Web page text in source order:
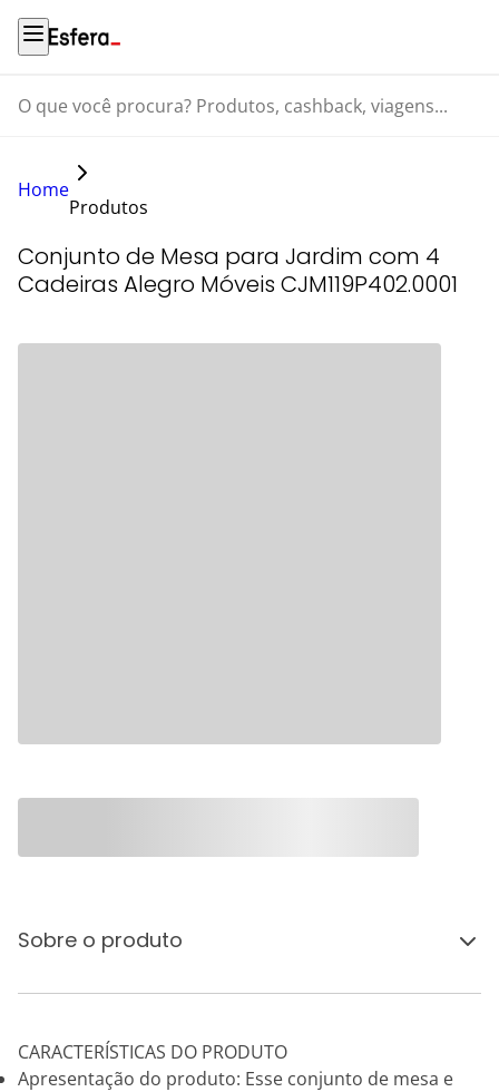
O que você procura? Produtos, cashback, viagens...
Home
Produtos
Conjunto de Mesa para Jardim com 4
Cadeiras Alegro Móveis CJM119P402.0001
Sobre o produto
CARACTERÍSTICAS DO PRODUTO
Apresentação do produto: Esse conjunto de mesa e